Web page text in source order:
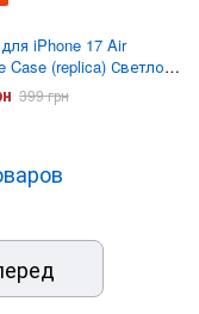
iPhone 17 Air
Case (replica) Светло
399 грн